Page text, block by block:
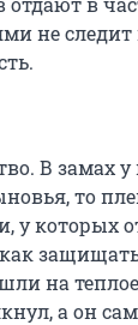
не
В замах
то
у которых
защищать
на
а он